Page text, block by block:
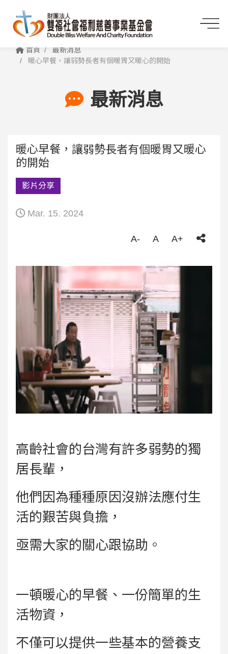
首頁
最新消息
暖心早餐，讓弱勢長者有個暖胃又暖心的開始
最新消息
暖心早餐，讓弱勢長者有個暖胃又暖心
的開始
影片分享
Mar. 15. 2024
A- A A+
高齡社會的台灣有許多弱勢的獨
居長輩，
他們因為種種原因沒辦法應付生
活的艱苦與負擔，
亟需大家的關心跟協助。
一頓暖心的早餐、一份簡單的生
活物資，
不僅可以提供一些基本的營養支